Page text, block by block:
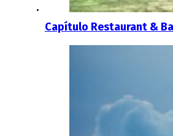
Capítulo Restaurant &